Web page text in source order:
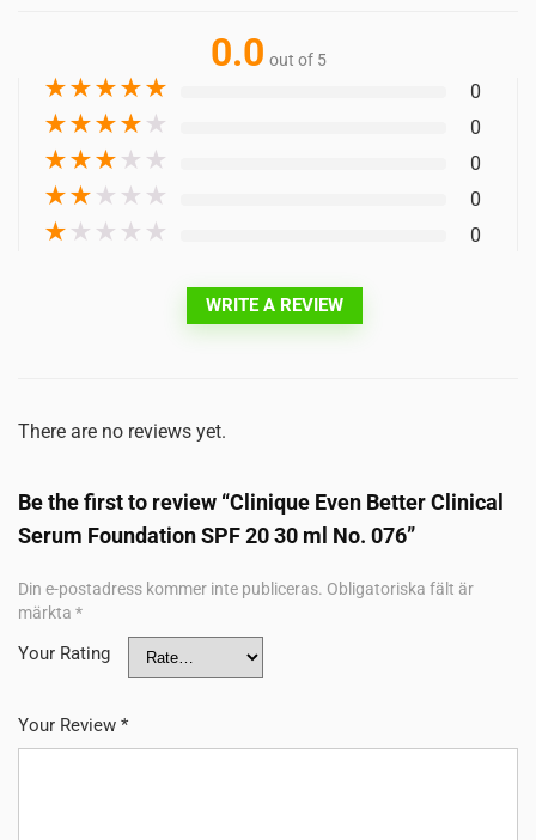
0.0 out of 5
★★★★★ 0
★★★★ ★ 0
★★★ ★ ★ 0
★★ ★ ★ ★ 0
★ ★ ★ ★ ★ 0
WRITE A REVIEW
There are no reviews yet.
Be the first to review “Clinique Even Better Clinical
Serum Foundation SPF 20 30 ml No. 076”
Din e-postadress kommer inte publiceras. Obligatoriska fält är
märkta *
Your Rating
Your Review *